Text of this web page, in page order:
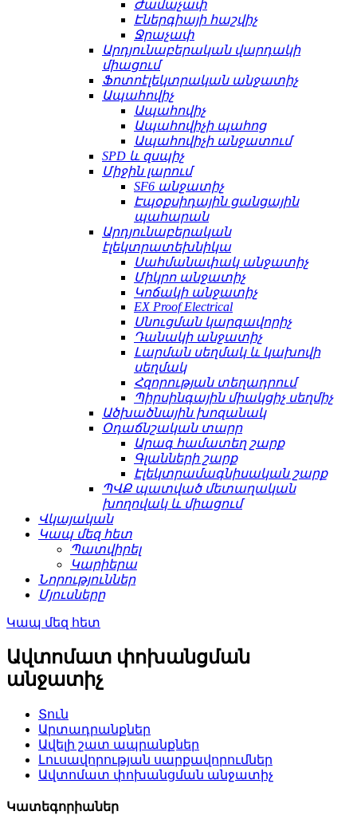
Ժամաչափ
Էներգիայի հաշվիչ
Ջրաչափ
Արդյունաբերական վարդակի
միացում
Ֆոտոէլեկտրական անջատիչ
Ապահովիչ
Ապահովիչ
Ապահովիչի պահոց
Ապահովիչի անջատում
SPD և զսպիչ
Միջին լարում
SF6 անջատիչ
Էպօքսիդային ցանցային
պահարան
Արդյունաբերական
էլեկտրատեխնիկա
Սահմանափակ անջատիչ
Միկրո անջատիչ
Կոճակի անջատիչ
EX Proof Electrical
Սնուցման կարգավորիչ
Դանակի անջատիչ
Լարման սեղմակ և կախովի
սեղմակ
Հզորության տեղադրում
Պիրսինգային միակցիչ սեղմիչ
Ածխածնային խոզանակ
Օդաճնշական տարր
Արագ համատեղ շարք
Գլանների շարք
Էլեկտրամագնիսական շարք
ՊՎՔ պատված մետաղական
խողովակ և միացում
Վկայական
Կապ մեզ հետ
Պատվիրել
Կարիերա
Նորություններ
Մյուսները
Կապ մեզ հետ
Ավտոմատ փոխանցման
անջատիչ
Տուն
Արտադրանքներ
Ավելի շատ ապրանքներ
Լուսավորության սարքավորումներ
Ավտոմատ փոխանցման անջատիչ
Կատեգորիաներ